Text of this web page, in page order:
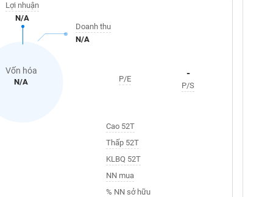
Vốn hóa
N/A
Lợi nhuận
N/A
Doanh thu
N/A
P/E -
P/S
Cao 52T
Thấp 52T
KLBQ 52T
NN mua
% NN sở hữu